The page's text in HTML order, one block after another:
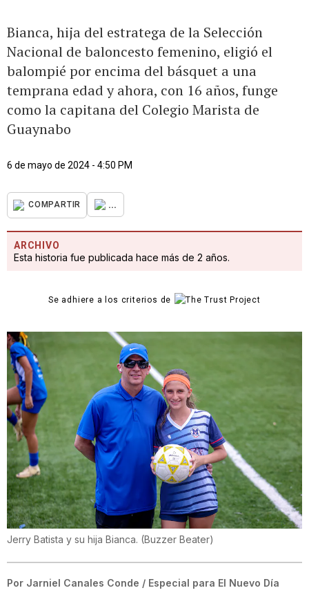
Bianca, hija del estratega de la Selección
Nacional de baloncesto femenino, eligió el
balompié por encima del básquet a una
temprana edad y ahora, con 16 años, funge
como la capitana del Colegio Marista de
Guaynabo
6 de mayo de 2024 - 4:50 PM
COMPARTIR ...
ARCHIVO
Esta historia fue publicada hace más de 2 años.
Se adhiere a los criterios de
Jerry Batista y su hija Bianca. (Buzzer Beater)
Por Jarniel Canales Conde / Especial para El Nuevo Día